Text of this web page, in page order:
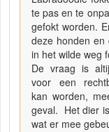
te pas en te
gefokt worden.
deze honden
in het wilde weg
De vraag is
voor een
kan worden,
geval. Het dier
wat er mee